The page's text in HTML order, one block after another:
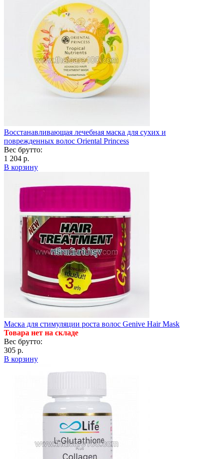
Восстанавливающая лечебная маска для сухих и
поврежденных волос Oriental Princess
Вес брутто:
1 204 р.
В корзину
Маска для стимуляции роста волос Genive Hair Mask
Товара нет на складе
Вес брутто:
305 р.
В корзину